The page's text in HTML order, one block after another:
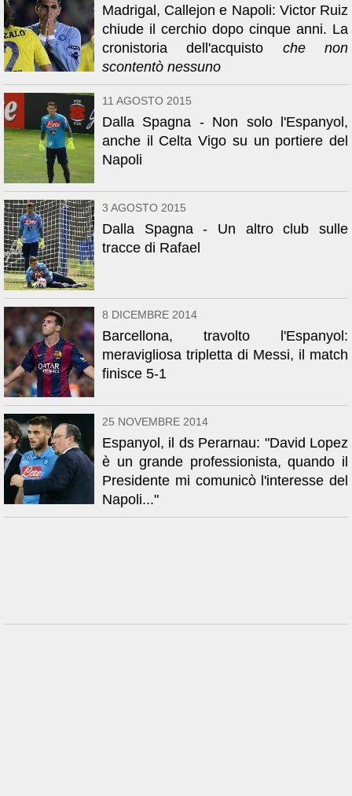
Madrigal, Callejon e Napoli: Victor Ruiz
chiude il cerchio dopo cinque anni. La
cronistoria dell'acquisto che non
scontentò nessuno
11 AGOSTO 2015
Dalla Spagna - Non solo l'Espanyol,
anche il Celta Vigo su un portiere del
Napoli
3 AGOSTO 2015
Dalla Spagna - Un altro club sulle
tracce di Rafael
8 DICEMBRE 2014
Barcellona, travolto l'Espanyol:
meravigliosa tripletta di Messi, il match
finisce 5-1
25 NOVEMBRE 2014
Espanyol, il ds Perarnau: "David Lopez
è un grande professionista, quando il
Presidente mi comunicò l'interesse del
Napoli..."